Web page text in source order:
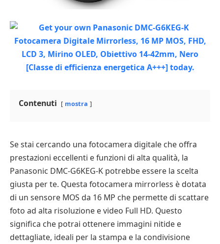
Contenuti mostra
Se stai cercando una fotocamera digitale che offra
prestazioni eccellenti e funzioni di alta qualità, la
Panasonic DMC-G6KEG-K potrebbe essere la scelta
giusta per te. Questa fotocamera mirrorless è dotata
di un sensore MOS da 16 MP che permette di scattare
foto ad alta risoluzione e video Full HD. Questo
significa che potrai ottenere immagini nitide e
dettagliate, ideali per la stampa e la condivisione